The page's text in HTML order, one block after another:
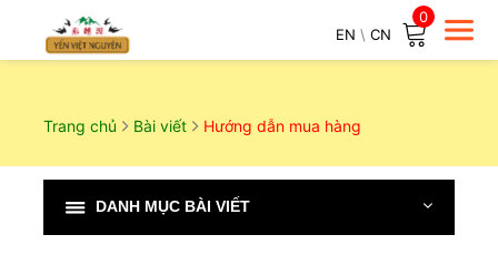
0
EN \ CN
Trang chủ Bài viết Hướng dẫn mua hàng
DANH MỤC BÀI VIẾT